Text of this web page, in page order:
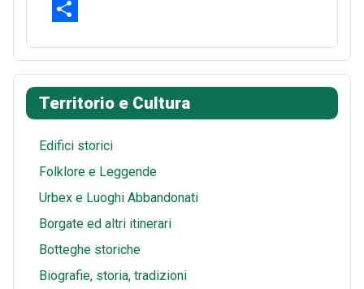
b
o
k
r
e
s
t
d
i
t
h
t
s
A
p
p
E
a
i
l
h
a
r
e
Territorio e Cultura
Edifici storici
Folklore e Leggende
Urbex e Luoghi Abbandonati
Borgate ed altri itinerari
Botteghe storiche
Biografie, storia, tradizioni